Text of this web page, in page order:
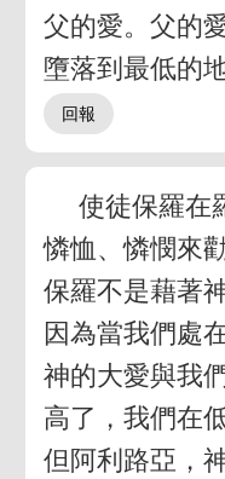
父的愛。父的
墮落到最低的
使徒保羅在
憐恤、憐憫來
保羅不是藉著
因為當我們處
神的大愛與我
高了，我們在
但阿利路亞，